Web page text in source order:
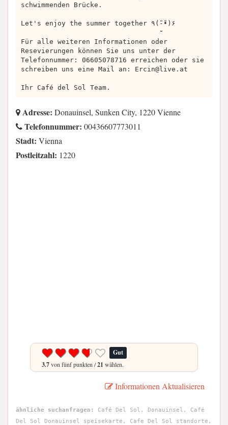
schwimmenden Brücke.
Let's enjoy the summer together ٩(-̮̮̃•̃)۶
Für alle weiteren Informationen oder
Resevierungen können Sie uns unter der
Telefonnummer: 06605078716 erreichen oder sie
schreiben uns eine Mail an: Ercin@live.at
Ihr Café del Sol Team.
Adresse: Donauinsel, Sunken City, 1220 Vienne
Telefonnummer: 00436607773011
Stadt: Vienna
Postleitzahl: 1220
Gut
3.7von fünf punkten /21 wählen.
Informationen Aktualisieren
ähnliche suchanfragen:
Café Del Sol, Donauinsel, Café
Del Sol Donauinsel speisekarte, Cafe Del Sol standorte,